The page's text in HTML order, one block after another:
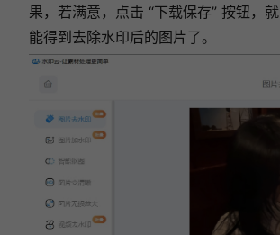
果，若满意，点击 “下载保存” 按钮，就
能得到去除水印后的图片了。